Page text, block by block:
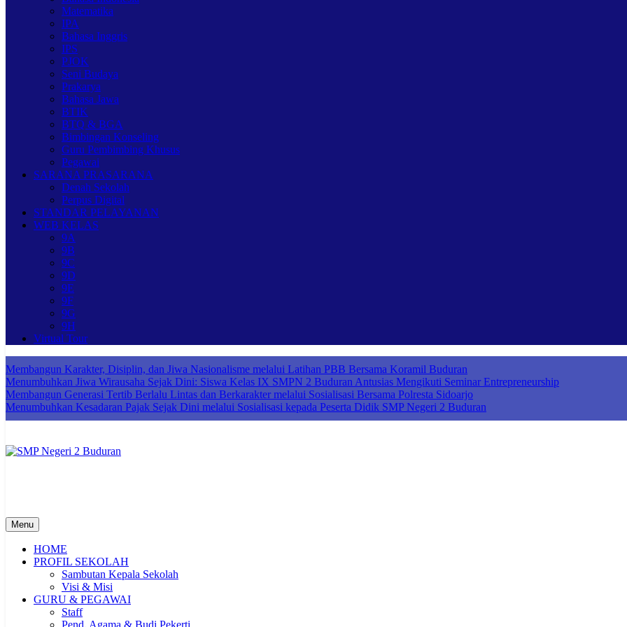
Matematika
IPA
Bahasa Inggris
IPS
PJOK
Seni Budaya
Prakarya
Bahasa Jawa
BTIK
BTQ & BGA
Bimbingan Konseling
Guru Pembimbing Khusus
Pegawai
SARANA PRASARANA
Denah Sekolah
Perpus Digital
STANDAR PELAYANAN
WEB KELAS
9A
9B
9C
9D
9E
9F
9G
9H
Virtual Tour
Membangun Karakter, Disiplin, dan Jiwa Nasionalisme melalui Latihan PBB Bersama Koramil Buduran
Menumbuhkan Jiwa Wirausaha Sejak Dini: Siswa Kelas IX SMPN 2 Buduran Antusias Mengikuti Seminar Entrepreneurship
Membangun Generasi Tertib Berlalu Lintas dan Berkarakter melalui Sosialisasi Bersama Polresta Sidoarjo
Menumbuhkan Kesadaran Pajak Sejak Dini melalui Sosialisasi kepada Peserta Didik SMP Negeri 2 Buduran
Menu
HOME
PROFIL SEKOLAH
Sambutan Kepala Sekolah
Visi & Misi
GURU & PEGAWAI
Staff
Pend. Agama & Budi Pekerti